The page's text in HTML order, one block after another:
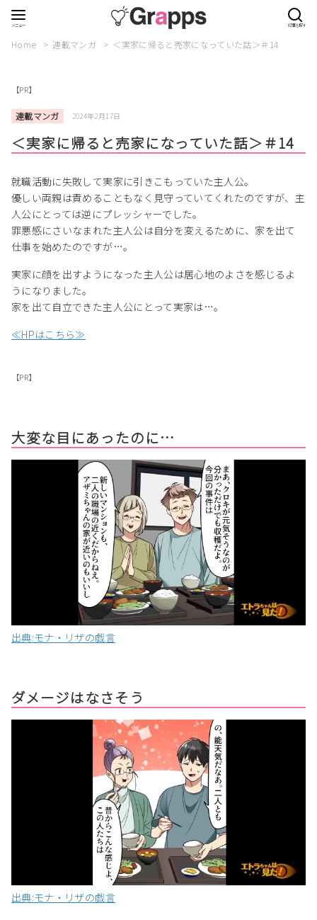
Home 連載マンガ ＜実家に帰ると売家になっていた話＞＃14
【PR】
連載マンガ 2024年2月17日
＜実家に帰ると売家になっていた話＞＃14
就職活動に失敗して実家に引きこもっていた主人公。
優しい両親は責めることもなく見守っていてくれたのですが、主
人公にとっては逆にプレッシャーでした。
罪悪感にさいなまれた主人公は自分を変えるために、家を出て
仕事を始めたのですが…。
実家に顔を出すようになった主人公は居心地のよさを感じるよ
うになりました。
家を出て自立できた主人公にとって実家は…。
≪HPはこちら≫
【PR】
大変な目にあったのに…
出典:モナ・リザの戯言
ダメージはなさそう
出典:モナ・リザの戯言